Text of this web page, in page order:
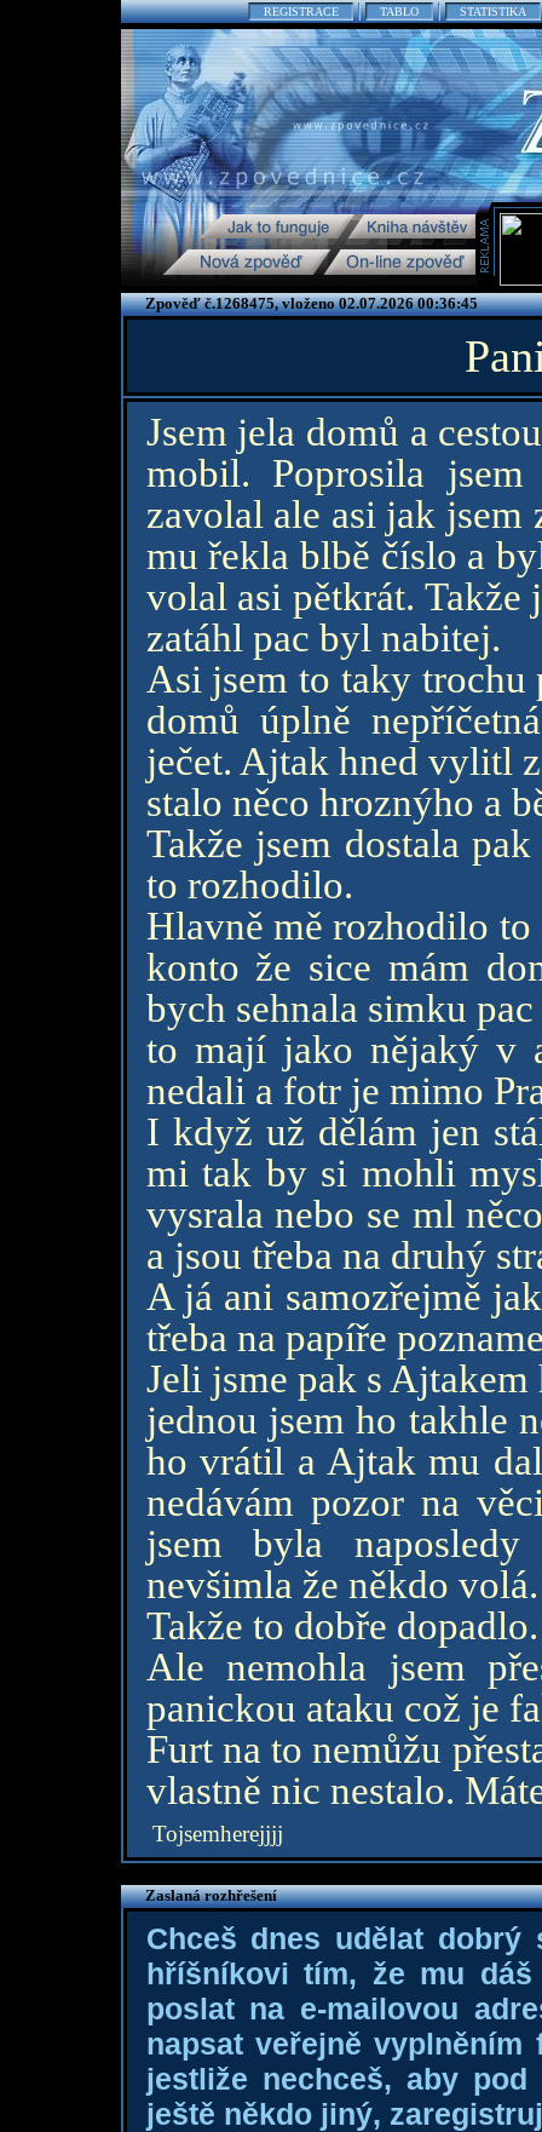
REGISTRACE TABLO STATISTIKA
Zpověď č.1268475, vloženo 02.07.2026 00:36:45
Jsem jela domů a
mobil. Poprosila
zavolal ale asi jak jsem
mu řekla blbě číslo a
volal asi pětkrát. Takže
zatáhl pac byl nabitej.
Asi jsem to taky trochu
domů úplně
ječet. Ajtak hned vylitl
stalo něco hroznýho a
Takže jsem dostala
to rozhodilo.
Hlavně mě rozhodilo
konto že sice mám
bych sehnala simku
to mají jako nějaký v
nedali a fotr je mimo
I když už dělám jen
mi tak by si mohli
vysrala nebo se ml
a jsou třeba na druhý
A já ani samozřejmě
třeba na papíře
Jeli jsme pak s
jednou jsem ho takhle
ho vrátil a Ajtak mu
nedávám pozor na
jsem byla
nevšimla že někdo volá.
Takže to dobře dopadlo.
Ale nemohla jsem
panickou ataku což je
Furt na to nemůžu
vlastně nic nestalo.
Tojsemherejjjj
Zaslaná rozhřešení
Chceš dnes udělat dobrý
hříšníkovi tím, že mu
poslat na e-mailovou
napsat veřejně
jestliže nechceš, aby
ještě někdo jiný,